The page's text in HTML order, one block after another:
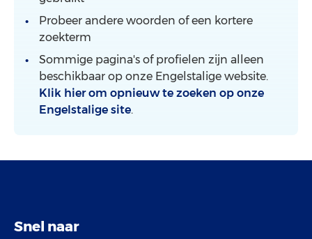
Probeer andere woorden of een kortere
zoekterm
Sommige pagina's of profielen zijn alleen
beschikbaar op onze Engelstalige website.
Klik hier om opnieuw te zoeken op onze
Engelstalige site.
Snel naar